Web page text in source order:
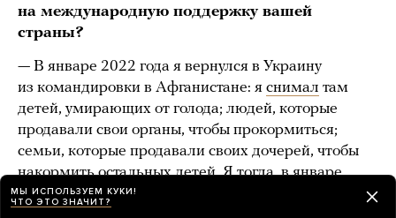
на международную поддержку вашей
страны?
— В январе 2022 года я вернулся в Украину
из командировки в Афганистане: я снимал там
детей, умирающих от голода; людей, которые
продавали свои органы, чтобы прокормиться;
семьи, которые продавали своих дочерей, чтобы
накормить остальных детей. Я тогда, в январе,
подумал, что если сейчас вдруг действительно
МЫ ИСПОЛЬЗУЕМ КУКИ!
ЧТО ЭТО ЗНАЧИТ?